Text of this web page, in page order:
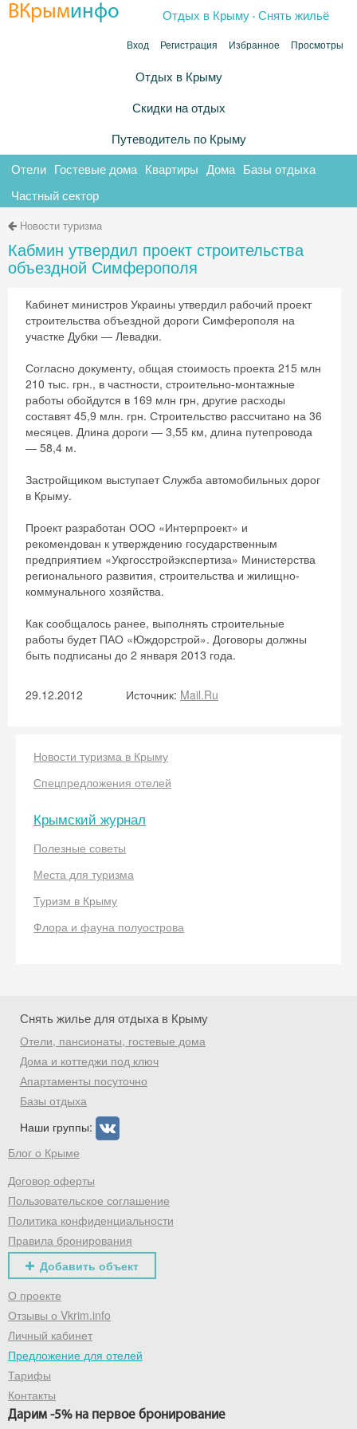
ВКрыминфо Отдых в Крыму .Снять жильё
Вход Регистрация Избранное Просмотры
Отдых в Крыму
Скидки на отдых
Путеводитель по Крыму
Отели Гостевые дома Квартиры Дома Базы отдыха
Частный сектор
Новости туризма
Кабмин утвердил проект строительства
объездной Симферополя
Кабинет министров Украины утвердил рабочий проект
строительства объездной дороги Симферополя на
участке Дубки — Левадки.
Согласно документу, общая стоимость проекта 215 млн
210 тыс. грн., в частности, строительно-монтажные
работы обойдутся в 169 млн грн, другие расходы
составят 45,9 млн. грн. Строительство рассчитано на 36
месяцев. Длина дороги — 3,55 км, длина путепровода
— 58,4 м.
Застройщиком выступает Служба автомобильных дорог
в Крыму.
Проект разработан ООО «Интерпроект» и
рекомендован к утверждению государственным
предприятием «Укргосстройэкспертиза» Министерства
регионального развития, строительства и жилищно-
коммунального хозяйства.
Как сообщалось ранее, выполнять строительные
работы будет ПАО «Юждорстрой». Договоры должны
быть подписаны до 2 января 2013 года.
29.12.2012 Источник: Mail.Ru
Новости туризма в Крыму
Спецпредложения отелей
Крымский журнал
Полезные советы
Места для туризма
Туризм в Крыму
Флора и фауна полуострова
Снять жилье для отдыха в Крыму
Отели, пансионаты, гостевые дома
Дома и коттеджи под ключ
Апартаменты посуточно
Базы отдыха
Наши группы:
Блог о Крыме
Договор оферты
Пользовательское соглашение
Политика конфиденциальности
Правила бронирования
Добавить объект
О проекте
Отзывы о Vkrim.info
Личный кабинет
Предложение для отелей
Тарифы
Контакты
Дарим -5% на первое бронирование
Скидка −5%
Хочешь дешевле? Оставь почту и получи
промокод на первое бронирование!